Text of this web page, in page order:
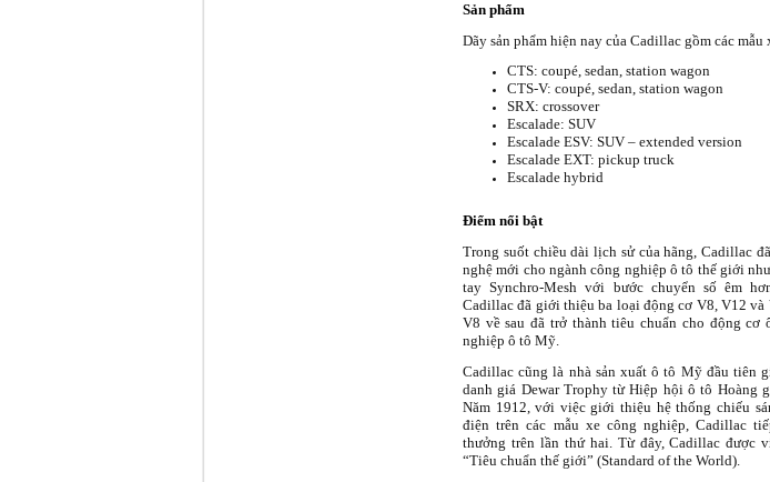
Sản phẩm
Dãy sản phẩm hiện nay của Cadillac gồm các mẫu
CTS: coupé, sedan, station wagon
CTS-V: coupé, sedan, station wagon
SRX: crossover
Escalade: SUV
Escalade ESV: SUV – extended version
Escalade EXT: pickup truck
Escalade hybrid
Điểm nổi bật
Trong suốt chiều dài lịch sử của hãng, Cadillac
nghệ mới cho ngành công nghiệp ô tô thế giới
tay Synchro-Mesh với bước chuyển số êm
Cadillac đã giới thiệu ba loại động cơ V8, V12
V8 về sau đã trở thành tiêu chuẩn cho động cơ
nghiệp ô tô Mỹ.
Cadillac cũng là nhà sản xuất ô tô Mỹ đầu tiên
danh giá Dewar Trophy từ Hiệp hội ô tô Hoàng
Năm 1912, với việc giới thiệu hệ thống chiếu
điện trên các mẫu xe công nghiệp, Cadillac
thưởng trên lần thứ hai. Từ đây, Cadillac được
“Tiêu chuẩn thế giới” (Standard of the World).